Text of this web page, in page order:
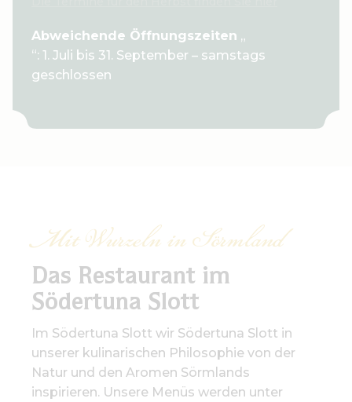
Abweichende Öffnungszeiten „
“: 1. Juli bis 31. September – samstags
geschlossen
Mit Wurzeln in Sörmland
Das Restaurant im
Södertuna Slott
Im Södertuna Slott wir Södertuna Slott in
unserer kulinarischen Philosophie von der
Natur und den Aromen Sörmlands
inspirieren. Unsere Menüs werden unter